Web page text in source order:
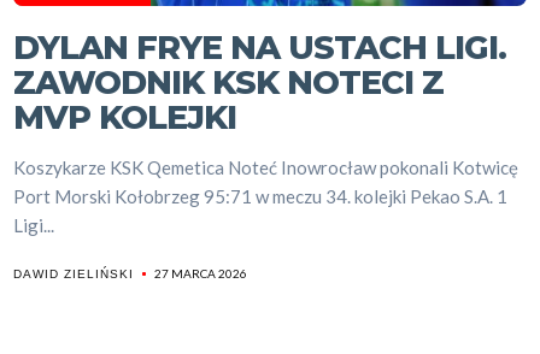
DYLAN FRYE NA USTACH LIGI.
ZAWODNIK KSK NOTECI Z
MVP KOLEJKI
Koszykarze KSK Qemetica Noteć Inowrocław pokonali Kotwicę
Port Morski Kołobrzeg 95:71 w meczu 34. kolejki Pekao S.A. 1
Ligi...
DAWID ZIELIŃSKI 27 MARCA 2026